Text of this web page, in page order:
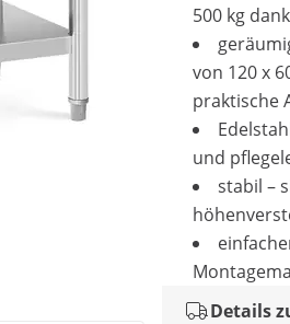
500 kg
von 120 x
praktische
und
stabil –
Details